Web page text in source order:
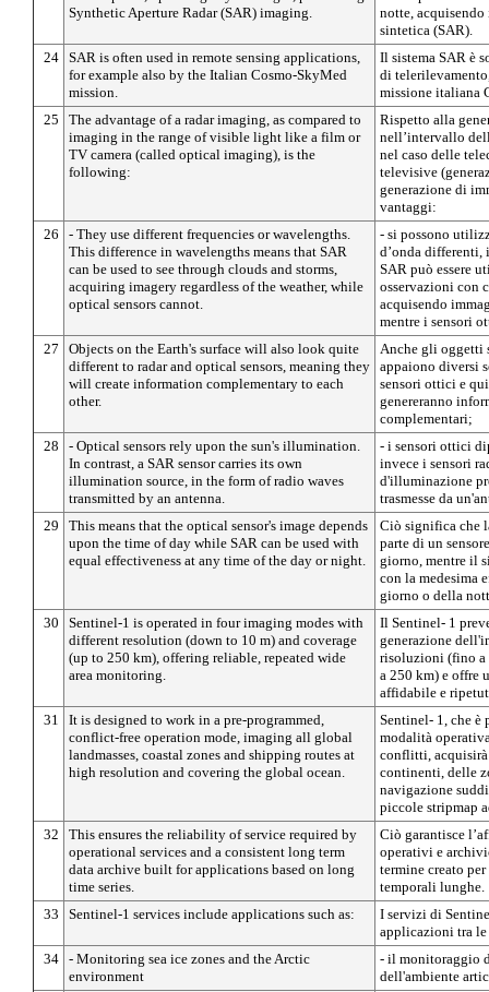
Synthetic Aperture Radar (SAR) imaging.
notte, acquisendo
sintetica (SAR).
24 SAR is often used in remote sensing applications,
for example also by the Italian Cosmo-SkyMed
mission.
Il sistema SAR è
di
missione italiana
25
The advantage of a radar imaging, as compared to
imaging in the range of visible light like a film or
TV camera (called optical imaging), is the
following:
Rispetto alla
nell’intervallo
nel caso delle
televisive
generazione di
vantaggi:
26
- They use different frequencies or wavelengths.
This difference in wavelengths means that SAR
can be used to see through clouds and storms,
acquiring imagery regardless of the weather, while
optical sensors cannot.
- si possono
d’onda differenti,
SAR può essere
osservazioni con
acquisendo
mentre i sensori
27
Objects on the Earth's surface will also look quite
different to radar and optical sensors, meaning they
will create information complementary to each
other.
Anche gli oggetti
appaiono diversi
sensori ottici e
genereranno
complementari;
28
- Optical sensors rely upon the sun's illumination.
In contrast, a SAR sensor carries its own
illumination source, in the form of radio waves
transmitted by an antenna.
- i sensori ottici
invece i sensori
d'illuminazione
trasmesse da
29
This means that the optical sensor's image depends
upon the time of day while SAR can be used with
equal effectiveness at any time of the day or night.
Ciò significa che
parte di un
giorno, mentre il
con la medesima
giorno o della
30
Sentinel-1 is operated in four imaging modes with
different resolution (down to 10 m) and coverage
(up to 250 km), offering reliable, repeated wide
area monitoring.
Il Sentinel- 1
generazione
risoluzioni (fino a
a 250 km) e offre
affidabile e
31
It is designed to work in a pre-programmed,
conflict-free operation mode, imaging all global
landmasses, coastal zones and shipping routes at
high resolution and covering the global ocean.
Sentinel- 1, che è
modalità
conflitti,
continenti, delle
navigazione
piccole stripmap
32
This ensures the reliability of service required by
operational services and a consistent long term
data archive built for applications based on long
time series.
Ciò garantisce
operativi e
termine creato
temporali lunghe.
33
Sentinel-1 services include applications such as:
I servizi di
applicazioni tra
34 - Monitoring sea ice zones and the Arctic
environment
- il monitoraggio
dell'ambiente